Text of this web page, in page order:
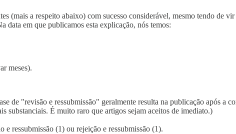
(mais a respeito abaixo) com sucesso considerável, mesmo tendo de
data em que publicamos esta explicação, nós temos:
meses).
de "revisão e ressubmissão" geralmente resulta na publicação após a
substanciais. É muito raro que artigos sejam aceitos de imediato.)
e ressubmissão (1) ou rejeição e ressubmissão (1).